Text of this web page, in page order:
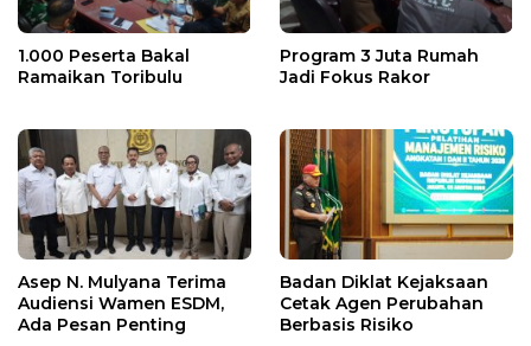
1.000 Peserta Bakal
Ramaikan Toribulu
Program 3 Juta Rumah
Jadi Fokus Rakor
Asep N. Mulyana Terima
Audiensi Wamen ESDM,
Ada Pesan Penting
Badan Diklat Kejaksaan
Cetak Agen Perubahan
Berbasis Risiko